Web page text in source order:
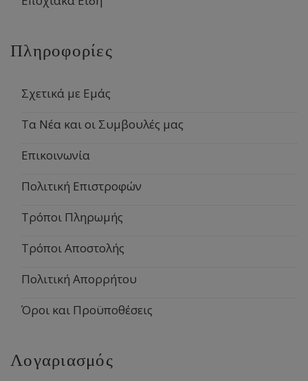
Πληροφορίες
Σχετικά με Εμάς
Τα Νέα και οι Συμβουλές μας
Επικοινωνία
Πολιτική Επιστροφών
Τρόποι Πληρωμής
Τρόποι Αποστολής
Πολιτική Απορρήτου
Όροι και Προϋποθέσεις
Λογαριασμός